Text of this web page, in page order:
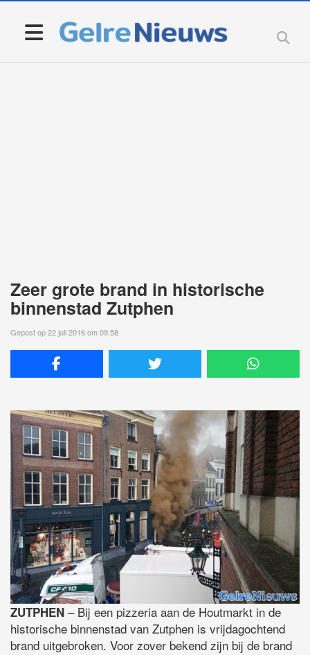
Zeer grote brand in historische
binnenstad Zutphen
Gepost op 22 juli 2016 om 09:58
ZUTPHEN – Bij een pizzeria aan de Houtmarkt in de
historische binnenstad van Zutphen is vrijdagochtend
brand uitgebroken. Voor zover bekend zijn bij de brand